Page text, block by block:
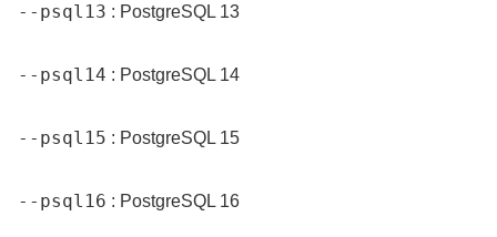
--psql13 : PostgreSQL 13
--psql14 : PostgreSQL 14
--psql15 : PostgreSQL 15
--psql16 : PostgreSQL 16